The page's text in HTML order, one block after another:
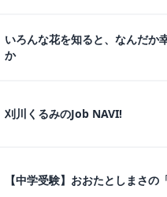
いろんな花を知ると、なんだか
か
刈川くるみのJob NAVI!
【中学受験】おおたとしまさの